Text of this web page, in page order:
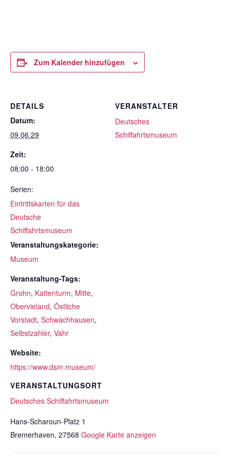
Zum Kalender hinzufügen
DETAILS
Datum:
09.06.29
Zeit:
08:00 - 18:00
Serien:
Eintrittskarten für das
Deutsche
Schiffahrtsmuseum
Veranstaltungskategorie:
Museum
Veranstaltung-Tags:
Grohn, Kattenturm, Mitte,
Obervieland, Östliche
Vorstadt, Schwachhausen,
Selbstzahler, Vahr
Website:
https://www.dsm.museum/
VERANSTALTUNGSORT
Deutsches Schiffahrtsmuseum
Hans-Scharoun-Platz 1
Bremerhaven, 27568 Google Karte anzeigen
VERANSTALTER
Deutsches
Schiffahrtsmuseum